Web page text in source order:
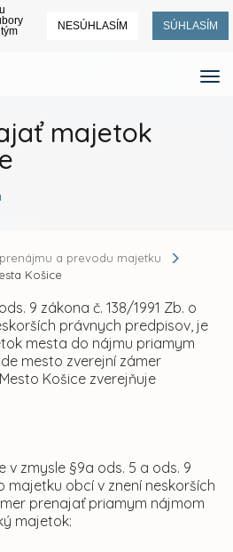
NESÚHLASÍM SÚHLASÍM
majetok
a prevodu majetku
Košice
9 zákona č. 138/1991 Zb. o
právnych predpisov, je
mesta do nájmu priamym
mesto zverejní zámer
Košice zverejňuje
v zmysle §9a ods. 5 a ods. 9
majetku obcí v znení neskorších
prenajať priamym nájmom
majetok: